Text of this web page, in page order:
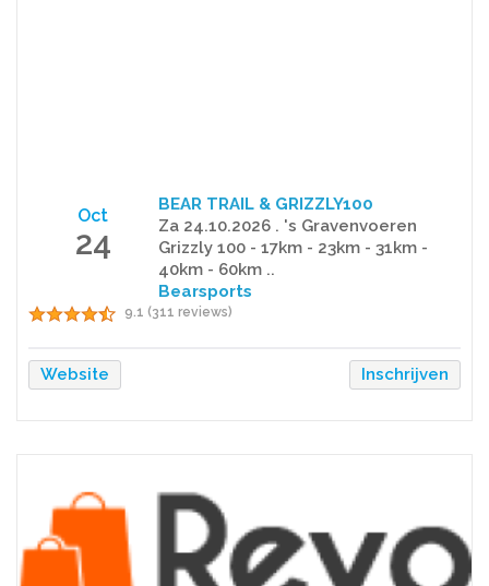
Oct
24
BEAR TRAIL & GRIZZLY100
Za 24.10.2026 . 's Gravenvoeren
Grizzly 100 - 17km - 23km - 31km -
40km - 60km ..
Bearsports
9.1 (311 reviews)
Website Inschrijven